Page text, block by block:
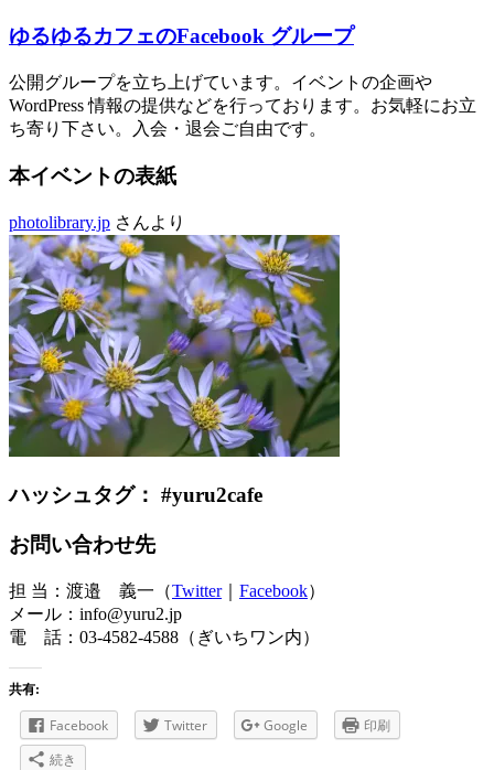
ゆるゆるカフェのFacebook グループ
公開グループを立ち上げています。イベントの企画や
WordPress 情報の提供などを行っております。お気軽にお立
ち寄り下さい。入会・退会ご自由です。
本イベントの表紙
photolibrary.jp さんより
ハッシュタグ： #yuru2cafe
お問い合わせ先
担 当：渡邉 義一（Twitter｜ Facebook）
メール：info@yuru2.jp
電 話：03-4582-4588（ぎいちワン内）
共有:
Facebook Twitter Google
印刷
続き